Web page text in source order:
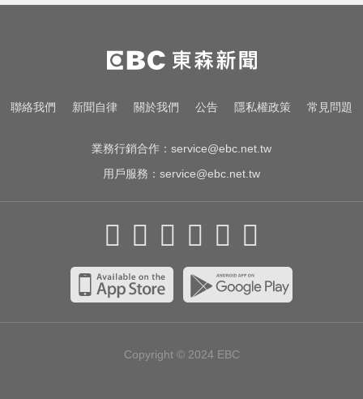
年後還陳時中清白
啦啦隊員遭輪流性侵！丟包公路秒
被撞死 3男扯：她自願的
緯創股利2度延發史上首例 金管會
聯絡我們 新聞自律 關於我們 公告 隱私權政策 常見問題
業務行銷合作： service@ebc.net.tw
用戶服務： service@ebc.net.tw
Copyright © 2024 EBC